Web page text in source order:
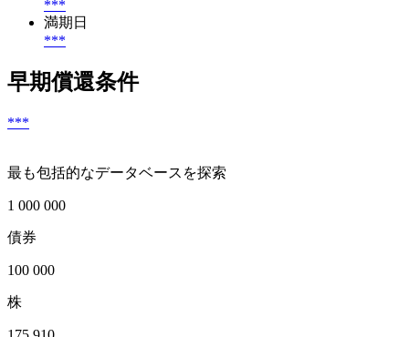
***
満期日
***
早期償還条件
***
最も包括的なデータベースを探索
1 000 000
債券
100 000
株